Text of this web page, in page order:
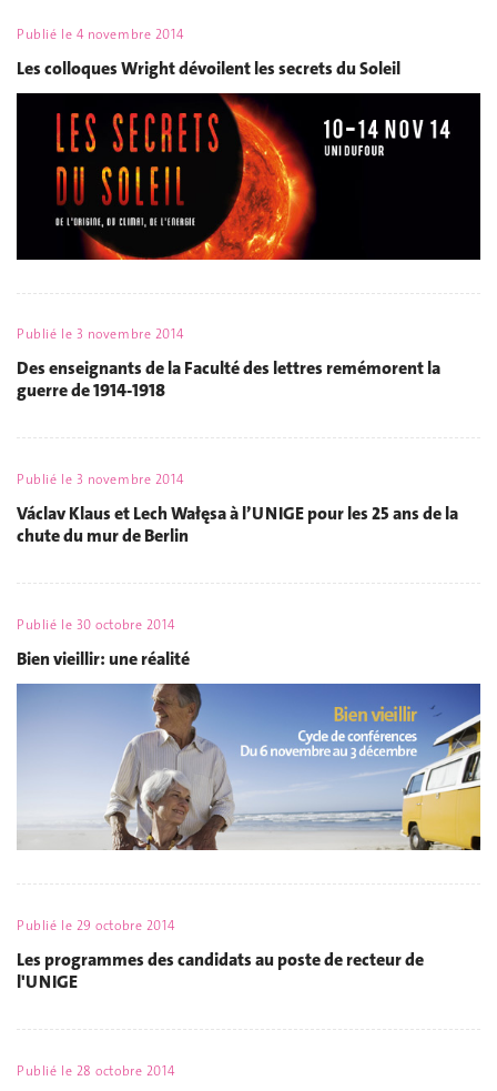
Publié le 4 novembre 2014
Les colloques Wright dévoilent les secrets du Soleil
Publié le 3 novembre 2014
Des enseignants de la Faculté des lettres remémorent la
guerre de 1914-1918
Publié le 3 novembre 2014
Václav Klaus et Lech Wałęsa à l’UNIGE pour les 25 ans de la
chute du mur de Berlin
Publié le 30 octobre 2014
Bien vieillir: une réalité
Publié le 29 octobre 2014
Les programmes des candidats au poste de recteur de
l'UNIGE
Publié le 28 octobre 2014